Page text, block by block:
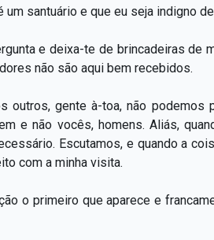
santuário e que eu seja indigno
e deixa-te de brincadeiras de
não são aqui bem recebidos.
outros, gente à-toa, não podemos
e não vocês, homens. Aliás,
Escutamos, e quando a
com a minha visita.
o primeiro que aparece e